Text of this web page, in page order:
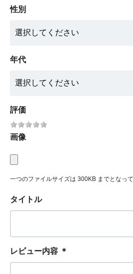
性別
年代
評価
画像
一つのファイルサイズは 300KB までとなって
タイトル
レビュー内容 ＊